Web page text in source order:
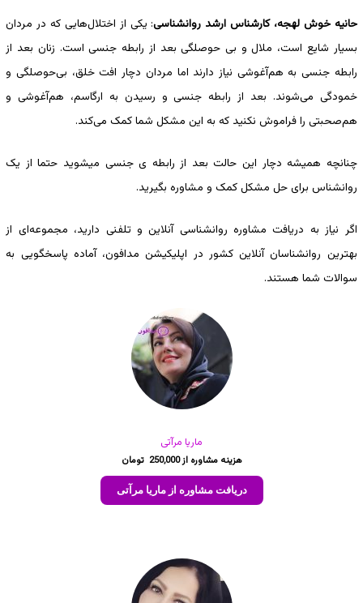
حانیه خوش لهجه، کارشناس ارشد روانشناسی: یکی از اختلال‌هایی که در مردان
بسیار شایع است، ملال و بی حوصلگی بعد از رابطه جنسی است. زنان بعد از
رابطه جنسی به هم‌آغوشی نیاز دارند اما مردان دچار افت خلق، بی‌حوصلگی و
خمودگی‌ می‌شوند. بعد از رابطه جنسی و رسیدن به ارگاسم، هم‌آغوشی و
هم‌صحبتی را فراموش نکنید که به این مشکل شما کمک می‌کند.
چنانچه همیشه دچار این حالت بعد از رابطه ی جنسی میشوید حتما از یک
روانشناس برای حل مشکل کمک و مشاوره بگیرید.
اگر نیاز به دریافت مشاوره روانشناسی آنلاین و تلفنی دارید، مجموعه‌ای از
بهترین روانشناسان آنلاین کشور در اپلیکیشن مدافون، آماده پاسخگویی به
سوالات شما هستند.
ماریا مرآتی
250,000
دریافت مشاوره از ماریا مرآتی